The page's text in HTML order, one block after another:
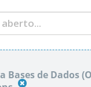
Bases de Dados